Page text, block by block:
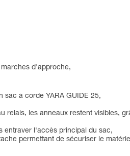
d'approche,
à corde YARA GUIDE 25,
relais, les anneaux restent visibles,
entraver l'accès principal du sac,
permettant de sécuriser le